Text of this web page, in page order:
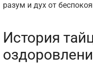
разум и дух от
История